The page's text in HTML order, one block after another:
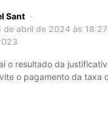
Sant
de abril de 2024 às
o resultado da
o pagamento da taxa